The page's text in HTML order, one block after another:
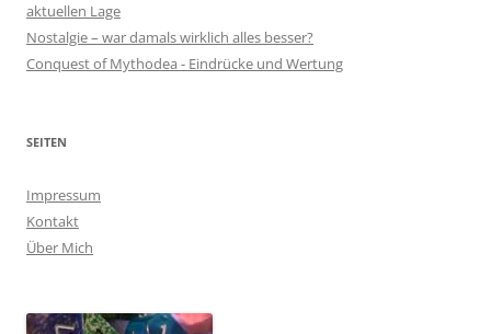
aktuellen Lage
Nostalgie – war damals wirklich alles besser?
Conquest of Mythodea - Eindrücke und Wertung
SEITEN
Impressum
Kontakt
Über Mich